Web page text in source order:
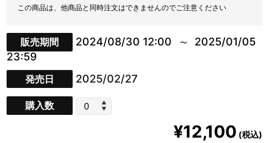
この商品は、他商品と同時注文はできませんのでご注意ください
販売期間 2024/08/30 12:00
2025/01/05
23:59
発売日 2025/02/27
購入数
¥12,100 (税込)